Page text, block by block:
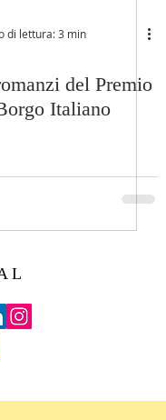
di lettura: 3 min
del Premio
Italiano